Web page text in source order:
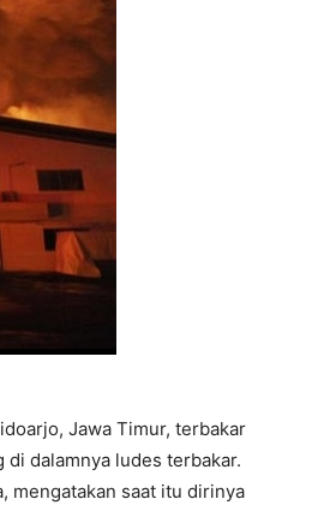
Jawa Timur, terbakar
di dalamnya ludes terbakar.
mengatakan saat itu dirinya